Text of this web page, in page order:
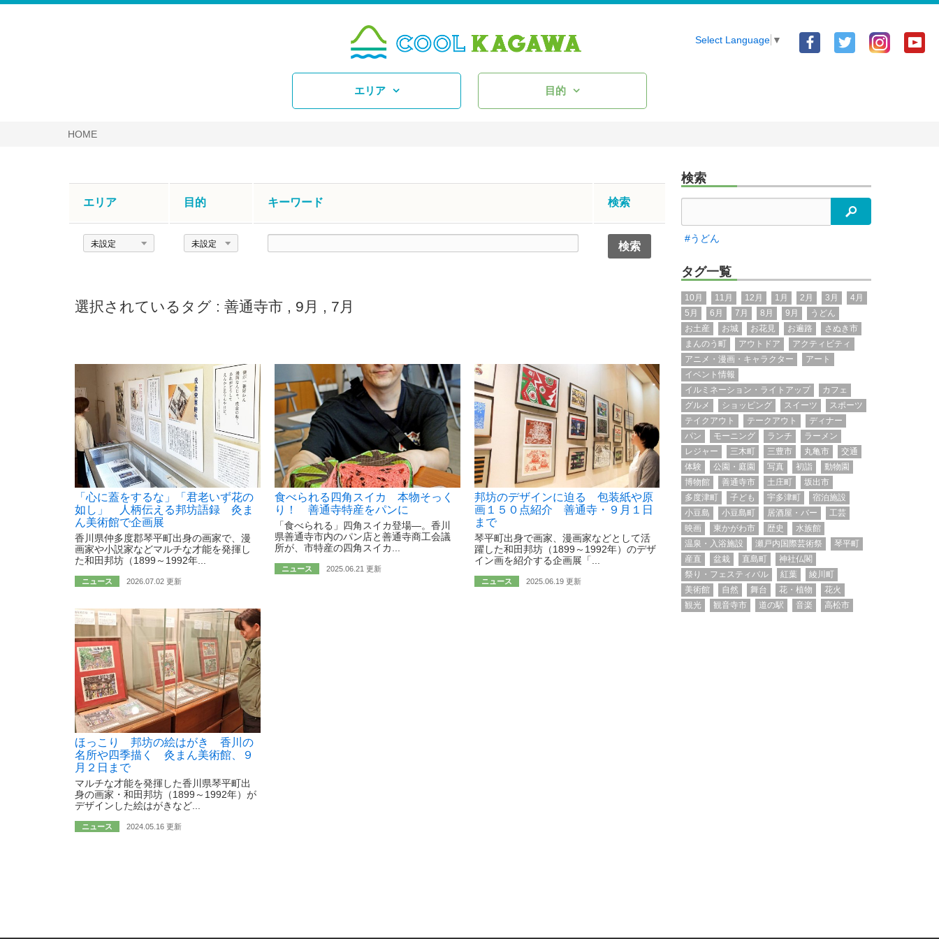
Facebook
Twitter
Select Language ▼
エリア 目的
HOME
エリア 目的 キーワード 検索
エ
目
ド
選択されているタグ : 善通寺市 , 9月 , 7月
「心に蓋をするな」「君老いず花の
如し」 人柄伝える邦坊語録 灸ま
ん美術館で企画展
香川県仲多度郡琴平町出身の画家で、漫
画家や小説家などマルチな才能を発揮し
た和田邦坊（1899～1992年...
ニュース 2026.07.02 更新
食べられる四角スイカ 本物そっく
り！ 善通寺特産をパンに
「食べられる」四角スイカ登場―。香川
県善通寺市内のパン店と善通寺商工会議
所が、市特産の四角スイカ...
ニュース 2025.06.21 更新
邦坊のデザインに迫る 包装紙や原
画１５０点紹介 善通寺・９月１日
まで
琴平町出身で画家、漫画家などとして活
躍した和田邦坊（1899～1992年）のデザ
イン画を紹介する企画展「...
ニュース 2025.06.19 更新
ほっこり 邦坊の絵はがき 香川の
名所や四季描く 灸まん美術館、９
月２日まで
マルチな才能を発揮した香川県琴平町出
身の画家・和田邦坊（1899～1992年）が
デザインした絵はがきなど...
ニュース 2024.05.16 更新
検索
検索
#うどん
タグ一覧
10月 11月 12月 1月 2月 3月
4月
5月
6月 7月 8月 9月
うどん
お土産
お城 お花見 お遍路
さぬき市
まんのう町
アウトドア
アクティビティ
アニメ・漫画・キャラクター
アート
イベント情報
イルミネーション・ライトアップ
カフェ
グルメ
ショッピング スイーツ
スポーツ
テイクアウト
テークアウト
ディナー
パン
モーニング ランチ
ラーメン
レジャー
三木町 三豊市 丸亀市
交通
体験
公園・庭園 写真 初詣
動物園
博物館
善通寺市 土庄町
坂出市
多度津町
子ども 宇多津町
宿泊施設
小豆島
小豆島町 居酒屋・バー
工芸
映画
東かがわ市 歴史
水族館
温泉・入浴施設
瀬戸内国際芸術祭
琴平町
産直
盆栽 直島町
神社仏閣
祭り・フェスティバル
紅葉
綾川町
美術館
自然 舞台 花・植物
花火
観光
観音寺市 道の駅 音楽 高松市